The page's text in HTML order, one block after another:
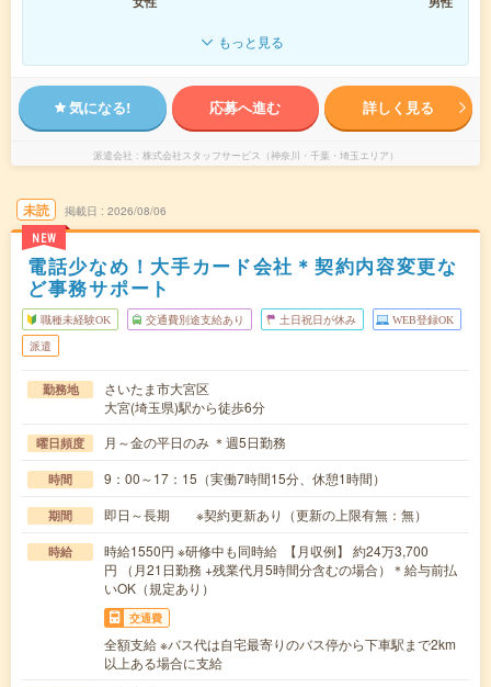
もっと見る
気になる! 応募へ進む 詳しく見る
派遣会社 株式会社スタッフサービス（神奈川・千葉・埼玉エリア）
未読
NEW
掲載日 2026/08/06
電話少なめ！大手カード会社＊契約内容変更な
ど事務サポート
職種未経験OK 交通費別途支給あり 土日祝日が休み WEB登録OK
派遣
勤務地
さいたま市大宮区
大宮(埼玉県)駅から徒歩6分
曜日頻度 月～金の平日のみ ＊週5日勤務
時間 9：00～17：15（実働7時間15分、休憩1時間）
期間 即日～長期 ※契約更新あり（更新の上限有無：無）
時給
時給1550円 ※研修中も同時給 【月収例】 約24万3,700
円 （月21日勤務 +残業代月5時間分含むの場合）＊給与前払
いOK（規定あり）
交通費
全額支給 ※バス代は自宅最寄りのバス停から下車駅まで2km
以上ある場合に支給